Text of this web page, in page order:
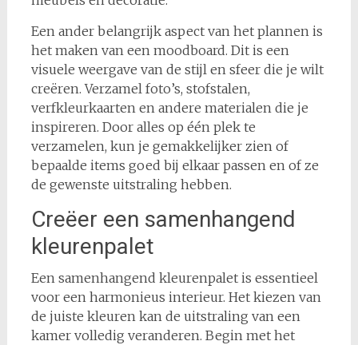
Een ander belangrijk aspect van het plannen is
het maken van een moodboard. Dit is een
visuele weergave van de stijl en sfeer die je wilt
creëren. Verzamel foto’s, stofstalen,
verfkleurkaarten en andere materialen die je
inspireren. Door alles op één plek te
verzamelen, kun je gemakkelijker zien of
bepaalde items goed bij elkaar passen en of ze
de gewenste uitstraling hebben.
Creëer een samenhangend
kleurenpalet
Een samenhangend kleurenpalet is essentieel
voor een harmonieus interieur. Het kiezen van
de juiste kleuren kan de uitstraling van een
kamer volledig veranderen. Begin met het